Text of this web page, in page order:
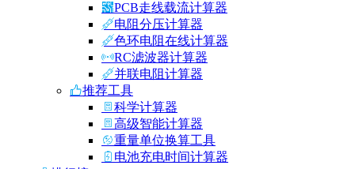
PCB走线载流计算器
电阻分压计算器
色环电阻在线计算器
RC滤波器计算器
并联电阻计算器
推荐工具
科学计算器
高级智能计算器
重量单位换算工具
电池充电时间计算器